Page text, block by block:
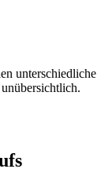
unterschiedliche